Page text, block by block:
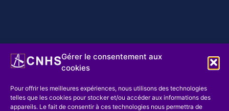
Gérer le consentement aux
cookies
Pour offrir les meilleures expériences, nous utilisons des technologies
telles que les cookies pour stocker et/ou accéder aux informations des
appareils. Le fait de consentir à ces technologies nous permettra de